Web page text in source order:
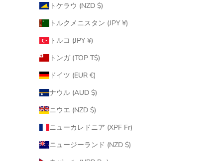
トケラウ (NZD $)
トルクメニスタン (JPY ¥)
トルコ (JPY ¥)
トンガ (TOP T$)
ドイツ (EUR €)
ナウル (AUD $)
ニウエ (NZD $)
ニューカレドニア (XPF Fr)
ニュージーランド (NZD $)